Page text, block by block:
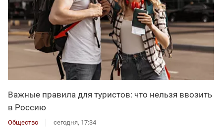
Важные правила для туристов: что нельзя ввозить
в Россию
Общество сегодня, 17:34